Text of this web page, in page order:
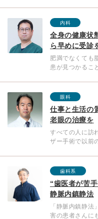
内科
全身の健康状
ら早めに受診
肥満でなくても
患が見つかるこ
眼科
仕事と生活の
老眼の治療を
すべての人に訪
ザー手術で以前
歯科系
“歯医者が苦
静脈内鎮静法
「静脈内鎮静
害の患者さんに